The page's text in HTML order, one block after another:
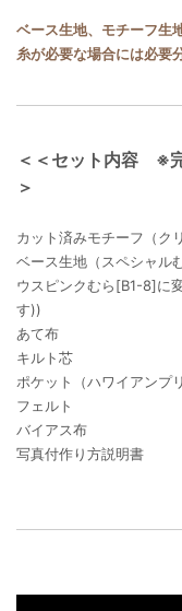
ベース生地、モチーフ生
糸が必要な場合には必要
＜＜セット内容 ※
＞
カット済みモチーフ（ク
ベース生地（スペシャル
ウスピンクむら[B1-8]に
す))
あて布
キルト芯
ポケット（ハワイアンプ
フェルト
バイアス布
写真付作り方説明書